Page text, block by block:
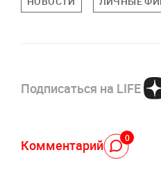
Подписаться на LIFE
Комментарий 0